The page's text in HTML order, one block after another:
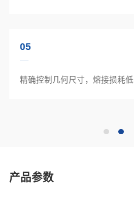
05
精确控制几何尺寸，熔接损耗低
产品参数